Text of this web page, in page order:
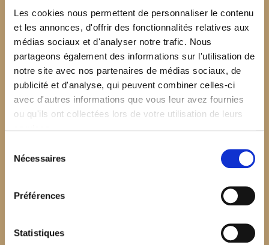
Les cookies nous permettent de personnaliser le contenu
et les annonces, d'offrir des fonctionnalités relatives aux
médias sociaux et d'analyser notre trafic. Nous
partageons également des informations sur l'utilisation de
notre site avec nos partenaires de médias sociaux, de
publicité et d'analyse, qui peuvent combiner celles-ci
avec d'autres informations que vous leur avez fournies
ou qu'ils ont collectées lors de votre utilisation de leurs
Nécessaires
Préférences
Statistiques